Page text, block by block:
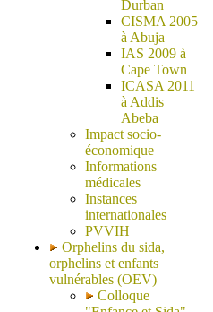
Durban
CISMA 2005
à Abuja
IAS 2009 à
Cape Town
ICASA 2011
à Addis
Abeba
Impact socio-
économique
Informations
médicales
Instances
internationales
PVVIH
Orphelins du sida,
orphelins et enfants
vulnérables (OEV)
Colloque